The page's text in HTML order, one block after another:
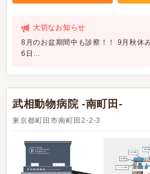
大切なお知らせ
8月のお盆期間中も診察！！ 9月秋休
6日…
武相動物病院 -南町田-
東京都町田市南町田2-2-3